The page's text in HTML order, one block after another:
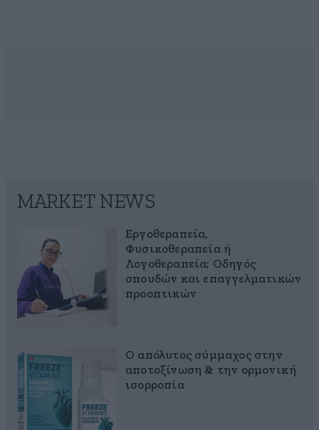
MARKET NEWS
Εργοθεραπεία,
Φυσικοθεραπεία ή
Λογοθεραπεία; Οδηγός
σπουδών και επαγγελματικών
προοπτικών
Ο απόλυτος σύμμαχος στην
αποτοξίνωση & την ορμονική
ισορροπία